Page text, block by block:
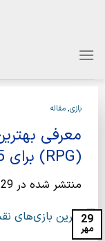
بازی,مقاله
معرفی
(RPG) برای ps5
منتشر شده در 29 مهر 1403
29
مهر